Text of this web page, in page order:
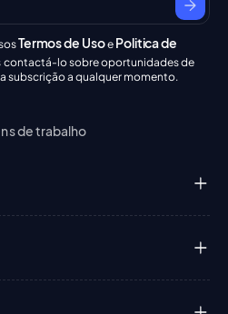
Termos de Usoe Politica de
contactá-lo sobre oportunidades de
subscrição a qualquer momento.
de trabalho